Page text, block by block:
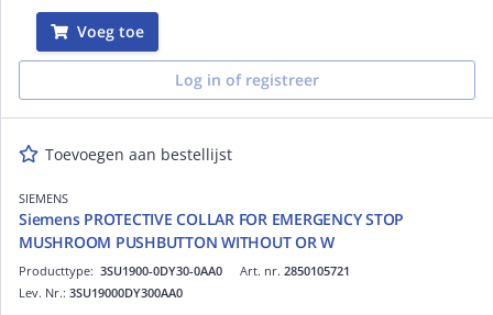
Voeg toe
Log in of registreer
Toevoegen aan bestellijst
SIEMENS
Siemens PROTECTIVE COLLAR FOR EMERGENCY STOP
MUSHROOM PUSHBUTTON WITHOUT OR W
Art. nr. 2850105721
Producttype: 3SU1900-0DY30-0AA0
Lev. Nr.: 3SU19000DY300AA0